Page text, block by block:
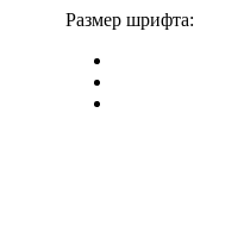
Размер шрифта: